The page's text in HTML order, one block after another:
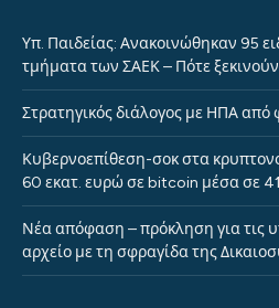
Υπ. Παιδείας: Ανακοινώθηκαν 95
τμήματα των ΣΑΕΚ – Πότε ξεκινούν
Στρατηγικός διάλογος με ΗΠΑ από
Κυβερνοεπίθεση-σοκ στα
60 εκατ. ευρώ σε bitcoin μέσα σε
Νέα απόφαση – πρόκληση για τις
αρχείο με τη σφραγίδα της